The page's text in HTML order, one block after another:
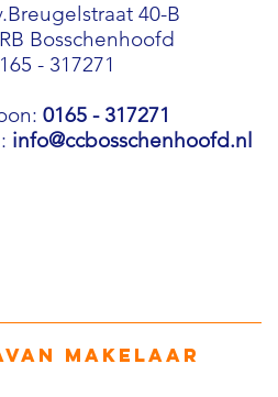
40-B
Bosschenhoofd
- 317271
0165 - 317271
info@ccbosschenhoofd.nl
makelaar